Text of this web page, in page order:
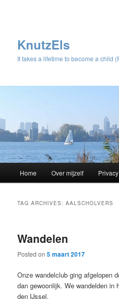
KnutzEls
It takes a lifetime to become a child
Skip
content
Skip
content
Home Over mijzelf
TAG ARCHIVES:AALSCHOLVERS
Wandelen
Posted on5 maart 2017
Onze wandelclub ging afgelopen
dan gewoonlijk. We wandelden in
den IJssel.